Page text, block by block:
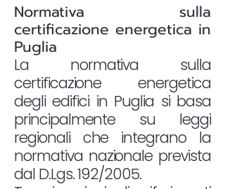
Normativa sulla
certificazione energetica in
Puglia
La normativa sulla
certificazione energetica
degli edifici in Puglia si basa
principalmente su leggi
regionali che integrano la
normativa nazionale prevista
dal D.Lgs. 192/2005.